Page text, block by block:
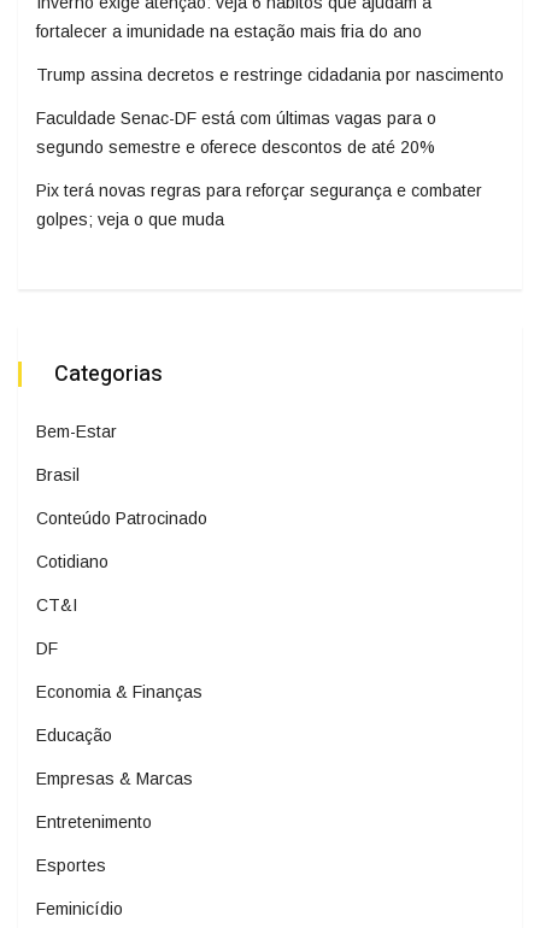
fortalecer a imunidade na estação mais fria do ano
Trump assina decretos e restringe cidadania por nascimento
Faculdade Senac-DF está com últimas vagas para o
segundo semestre e oferece descontos de até 20%
Pix terá novas regras para reforçar segurança e combater
golpes; veja o que muda
Categorias
Bem-Estar
Brasil
Conteúdo Patrocinado
Cotidiano
CT&I
DF
Economia & Finanças
Educação
Empresas & Marcas
Entretenimento
Esportes
Feminicídio